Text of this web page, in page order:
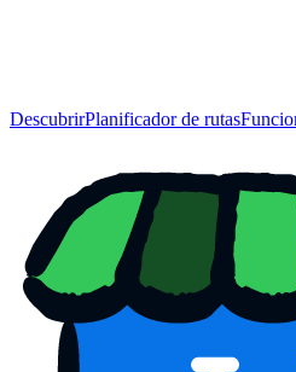
DescubrirPlanificador de rutas